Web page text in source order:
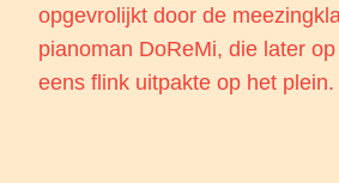
opgevrolijkt door de
pianoman DoReMi, die later
eens flink uitpakte op het plein.